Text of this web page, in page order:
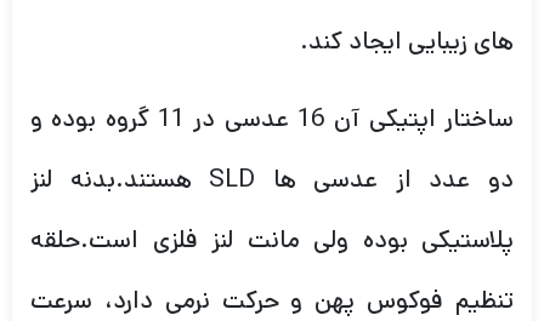
های زیبایی ایجاد کند.
ساختار اپتیکی آن 16 عدسی در 11 گروه بوده و
دو عدد از عدسی ها SLD هستند.بدنه لنز
پلاستیکی بوده ولی مانت لنز فلزی است.حلقه
تنظیم فوکوس پهن و حرکت نرمی دارد، سرعت